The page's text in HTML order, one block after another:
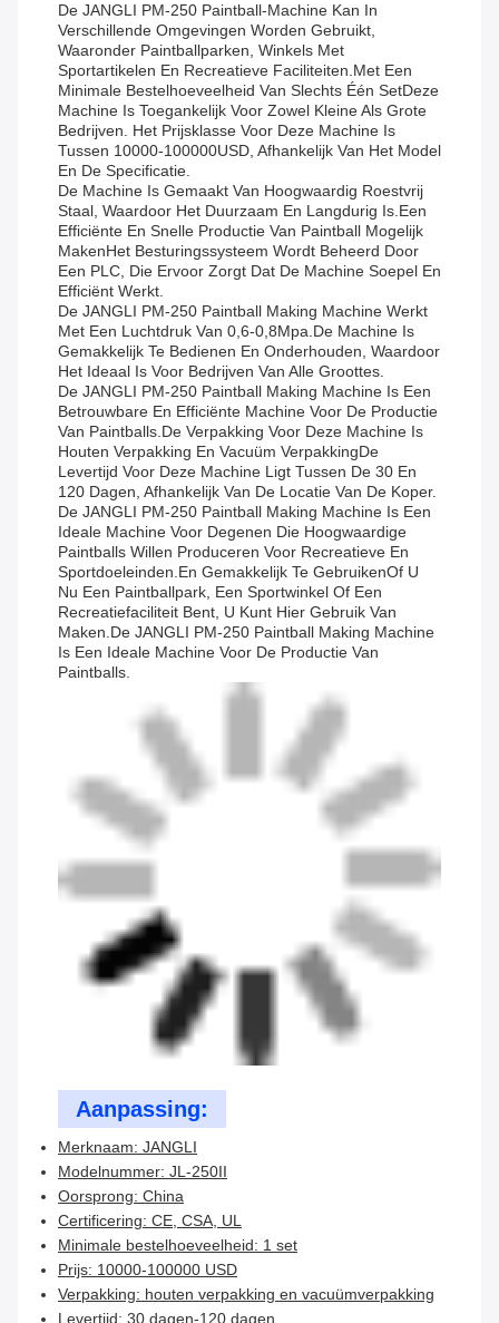
De JANGLI PM-250 Paintball-Machine Kan In
Verschillende Omgevingen Worden Gebruikt,
Waaronder Paintballparken, Winkels Met
Sportartikelen En Recreatieve Faciliteiten.Met Een
Minimale Bestelhoeveelheid Van Slechts Één SetDeze
Machine Is Toegankelijk Voor Zowel Kleine Als Grote
Bedrijven. Het Prijsklasse Voor Deze Machine Is
Tussen 10000-100000USD, Afhankelijk Van Het Model
En De Specificatie.
De Machine Is Gemaakt Van Hoogwaardig Roestvrij
Staal, Waardoor Het Duurzaam En Langdurig Is.een
Efficiënte En Snelle Productie Van Paintball Mogelijk
MakenHet Besturingssysteem Wordt Beheerd Door
Een PLC, Die Ervoor Zorgt Dat De Machine Soepel En
Efficiënt Werkt.
De JANGLI PM-250 Paintball Making Machine Werkt
Met Een Luchtdruk Van 0,6-0,8Mpa.De Machine Is
Gemakkelijk Te Bedienen En Onderhouden, Waardoor
Het Ideaal Is Voor Bedrijven Van Alle Groottes.
De JANGLI PM-250 Paintball Making Machine Is Een
Betrouwbare En Efficiënte Machine Voor De Productie
Van Paintballs.De Verpakking Voor Deze Machine Is
Houten Verpakking En Vacuüm VerpakkingDe
Levertijd Voor Deze Machine Ligt Tussen De 30 En
120 Dagen, Afhankelijk Van De Locatie Van De Koper.
De JANGLI PM-250 Paintball Making Machine Is Een
Ideale Machine Voor Degenen Die Hoogwaardige
Paintballs Willen Produceren Voor Recreatieve En
Sportdoeleinden.en Gemakkelijk Te GebruikenOf U
Nu Een Paintballpark, Een Sportwinkel Of Een
Recreatiefaciliteit Bent, U Kunt Hier Gebruik Van
Maken.de JANGLI PM-250 Paintball Making Machine
Is Een Ideale Machine Voor De Productie Van
Paintballs.
Aanpassing:
Merknaam: JANGLI
Modelnummer: JL-250II
Oorsprong: China
Certificering: CE, CSA, UL
Minimale bestelhoeveelheid: 1 set
Prijs: 10000-100000 USD
Verpakking: houten verpakking en vacuümverpakking
Levertijd: 30 dagen-120 dagen